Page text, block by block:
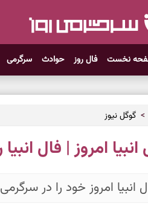
نخست فال روز حوادث سرگرمی
گوگل نیوز
امروز | فال انبیا روزانه
انبیا امروز خود را در